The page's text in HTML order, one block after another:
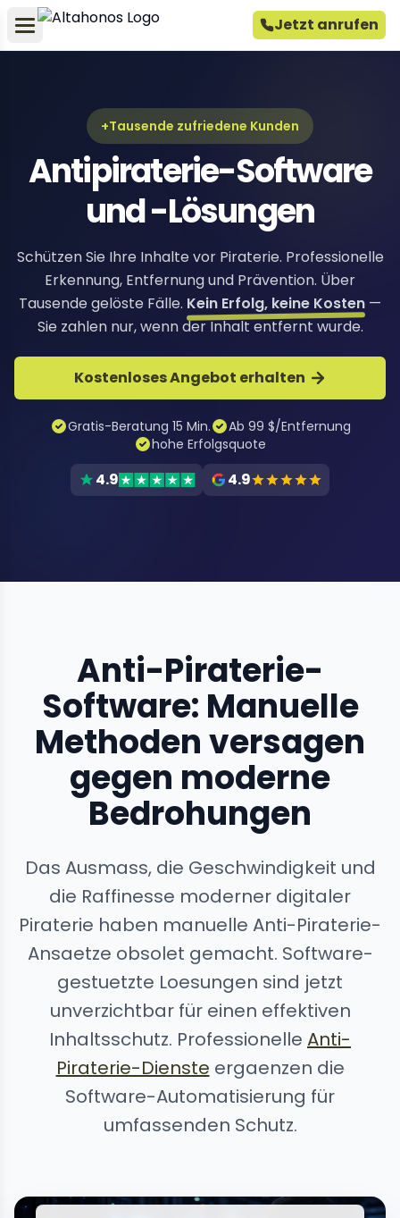
Jetzt anrufen
+Tausende zufriedene Kunden
Antipiraterie-Software
und -Lösungen
Schützen Sie Ihre Inhalte vor Piraterie. Professionelle
Erkennung, Entfernung und Prävention. Über
Tausende gelöste Fälle. Kein Erfolg, keine Kosten —
Sie zahlen nur, wenn der Inhalt entfernt wurde.
Kostenloses Angebot erhalten
Gratis-Beratung 15 Min.
Ab 99 $/Entfernung
hohe Erfolgsquote
4.9 4.9
Anti-Piraterie-
Software: Manuelle
Methoden versagen
gegen moderne
Bedrohungen
Das Ausmass, die Geschwindigkeit und
die Raffinesse moderner digitaler
Piraterie haben manuelle Anti-Piraterie-
Ansaetze obsolet gemacht. Software-
gestuetzte Loesungen sind jetzt
unverzichtbar für einen effektiven
Inhaltsschutz. Professionelle Anti-
Piraterie-Dienste ergaenzen die
Software-Automatisierung für
umfassenden Schutz.